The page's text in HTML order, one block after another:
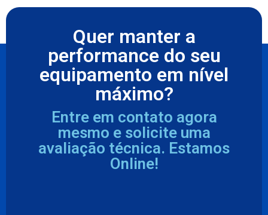
Quer manter a
performance do seu
equipamento em nível
máximo?
Entre em contato agora
mesmo e solicite uma
avaliação técnica. Estamos
Online!